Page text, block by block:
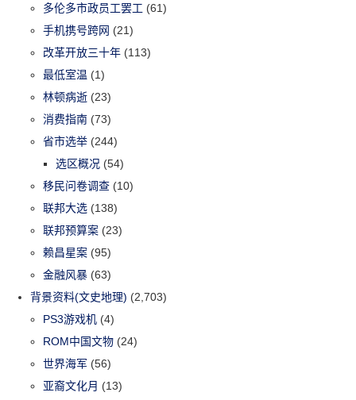
多伦多市政员工罢工 (61)
手机携号跨网 (21)
改革开放三十年 (113)
最低室温 (1)
林顿病逝 (23)
消费指南 (73)
省市选举 (244)
选区概况 (54)
移民问卷调查 (10)
联邦大选 (138)
联邦预算案 (23)
赖昌星案 (95)
金融风暴 (63)
背景资料(文史地理) (2,703)
PS3游戏机 (4)
ROM中国文物 (24)
世界海军 (56)
亚裔文化月 (13)